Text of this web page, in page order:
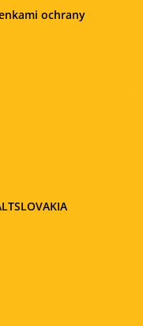
ochrany